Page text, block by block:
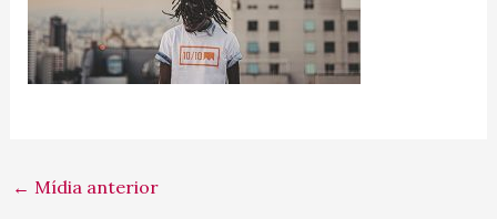
← Mídia anterior